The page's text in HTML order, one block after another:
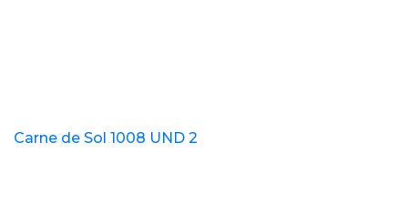
Carne de Sol 1008 UND 2